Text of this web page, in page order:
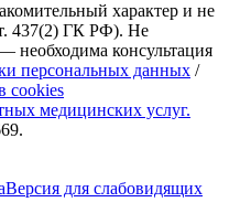
характер и не
437(2) ГК РФ). Не
необходима консультация
персональных данных /
cookies
медицинских услуг.
Версия для слабовидящих